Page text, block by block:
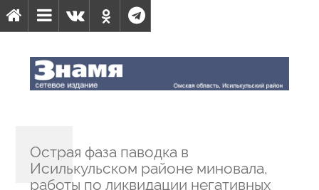
Острая фаза паводка в
Исилькульском районе миновала,
работы по ликвидации негативных